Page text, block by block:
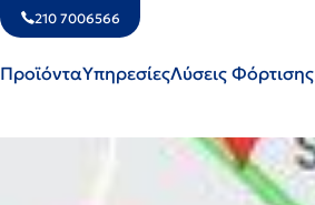
210 7006566
ΠροϊόνταΥπηρεσίεςΛύσεις Φόρτισης